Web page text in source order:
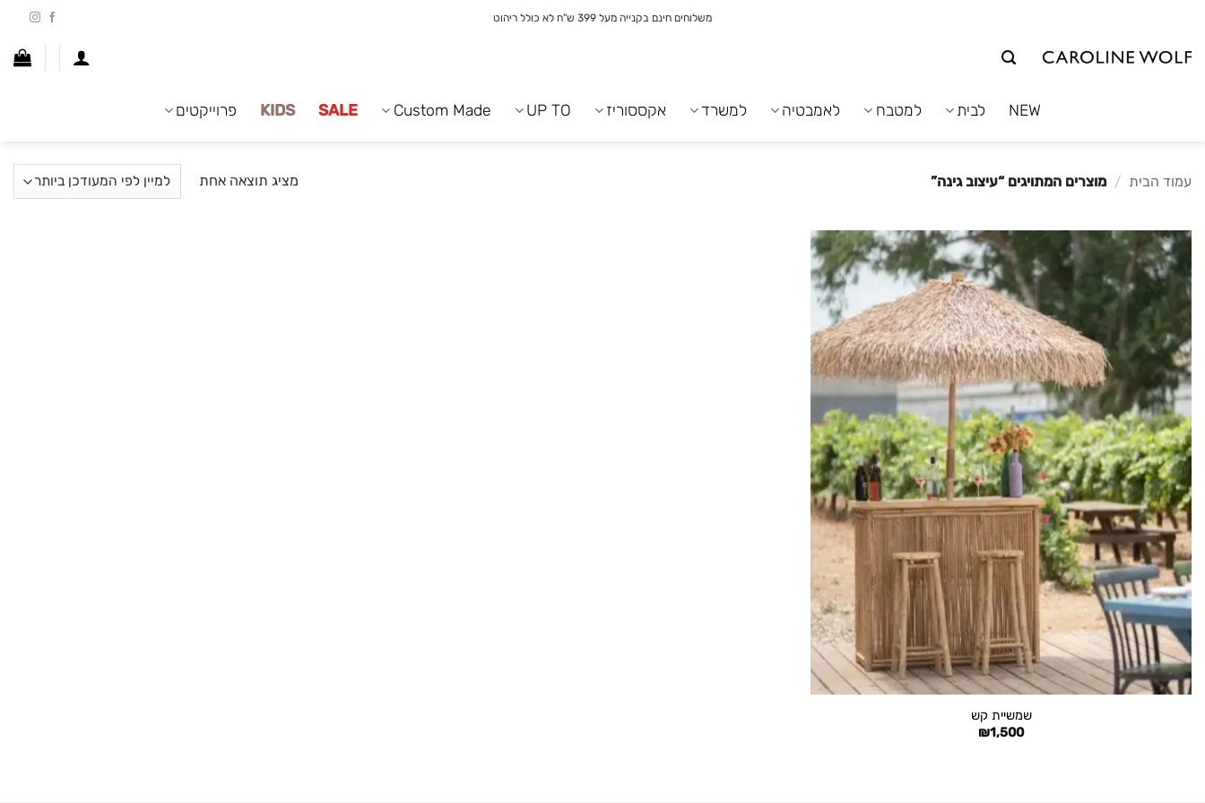
משלוחים חינם בקנייה מעל 399 ש"ח לא כולל ריהוט
NEW לבית למטבח לאמבטיה למשרד אקססוריז UP TO
Custom Made
SALE
KIDS פרוייקטים
עמוד הבית / מוצרים המתויגים “עיצוב גינה” מציג תוצאה אחת
שמשיית קש
₪1,500